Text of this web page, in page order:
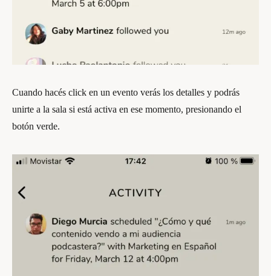
Cuando hacés click en un evento verás los detalles y podrás
unirte a la sala si está activa en ese momento, presionando el
botón verde.